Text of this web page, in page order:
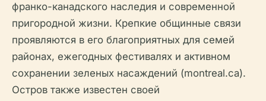
франко-канадского наследия и современной
пригородной жизни. Крепкие общинные связи
проявляются в его благоприятных для семей
районах, ежегодных фестивалях и активном
сохранении зеленых насаждений (montreal.ca).
Остров также известен своей